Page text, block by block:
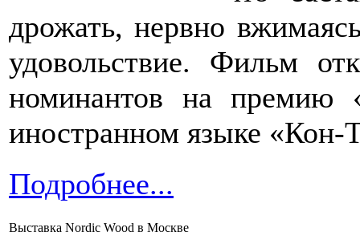
дрожать, нервно
удовольствие. Фильм
номинантов на премию
иностранном языке «Кон-
Подробнее...
Выставка Nordic Wood в Москве